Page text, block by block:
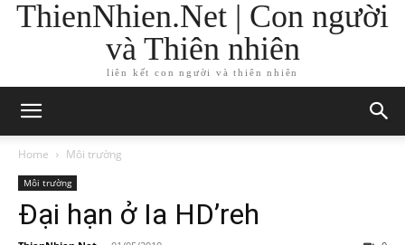
ThienNhien.Net | Con người
và Thiên nhiên
liên kết con người và thiên nhiên
Home Môi trường
Môi trường
Đại hạn ở Ia HD’reh